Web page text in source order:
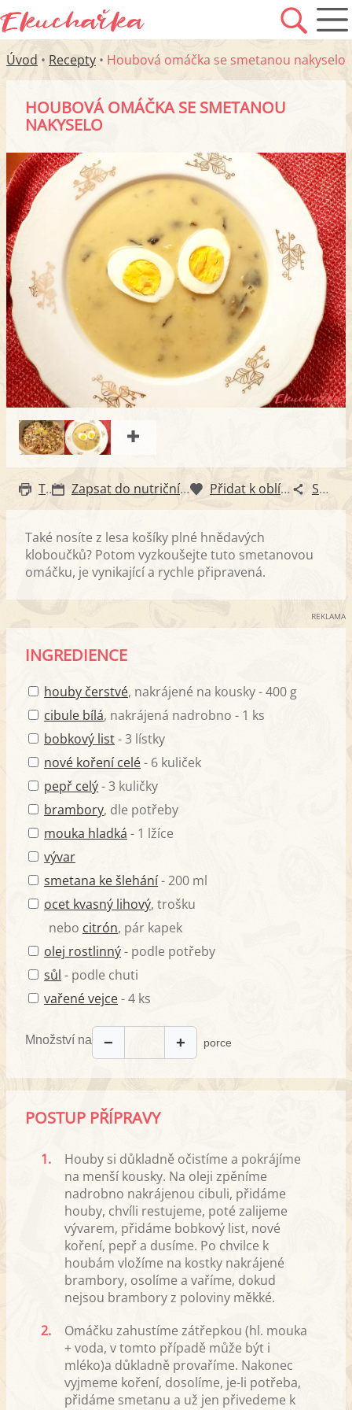
Úvod • Recepty • Houbová omáčka se smetanou nakyselo
HOUBOVÁ OMÁČKA SE SMETANOU
NAKYSELO
Tisk Zapsat do nutričního diáře Přidat k oblíbeným Sdílet
Také nosíte z lesa košíky plné hnědavých
kloboučků? Potom vyzkoušejte tuto smetanovou
omáčku, je vynikající a rychle připravená.
REKLAMA
INGREDIENCE
houby čerstvé, nakrájené na kousky - 400 g
cibule bílá, nakrájená nadrobno - 1 ks
bobkový list- 3 lístky
nové koření celé- 6 kuliček
pepř celý- 3 kuličky
brambory, dle potřeby
mouka hladká - 1 lžíce
vývar
smetana ke šlehání- 200 ml
ocet kvasný lihový, trošku
nebo citrón, pár kapek
olej rostlinný- podle potřeby
sůl - podle chuti
vařené vejce- 4 ks
Množství na − + porce
POSTUP PŘÍPRAVY
1.
Houby si důkladně očistíme a pokrájíme
na menší kousky. Na oleji zpěníme
nadrobno nakrájenou cibuli, přidáme
houby, chvíli restujeme, poté zalijeme
vývarem, přidáme bobkový list, nové
koření, pepř a dusíme. Po chvilce k
houbám vložíme na kostky nakrájené
brambory, osolíme a vaříme, dokud
nejsou brambory z poloviny měkké.
2.
Omáčku zahustíme zátřepkou (hl. mouka
+ voda, v tomto případě může být i
mléko)a důkladně provaříme. Nakonec
vyjmeme koření, dosolíme, je-li potřeba,
přidáme smetanu a už jen přivedeme k